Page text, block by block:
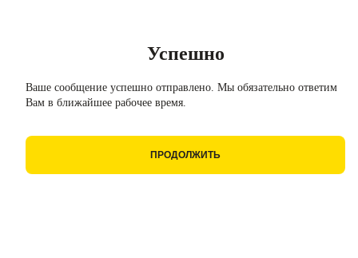
Успешно
Ваше сообщение успешно отправлено. Мы обязательно ответим
Вам в ближайшее рабочее время.
ПРОДОЛЖИТЬ